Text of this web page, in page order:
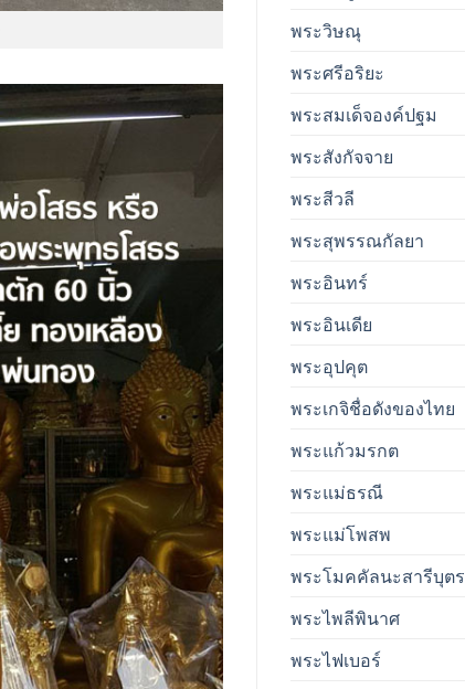
พระวิษณุ
พระศรีอริยะ
พระสมเด็จองค์ปฐม
พระสังกัจจาย
พระสีวลี
พระสุพรรณกัลยา
พระอินทร์
พระอินเดีย
พระอุปคุต
พระเกจิชื่อดังของไทย
พระแก้วมรกต
พระแม่ธรณี
พระแม่โพสพ
พระโมคคัลนะสารีบุตร
พระไพลีพินาศ
พระไฟเบอร์